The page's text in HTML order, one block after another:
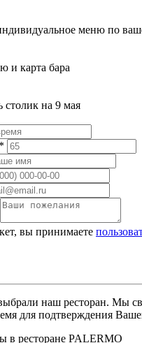
меню по
и карта бара
столик на 9 мая
вы принимаете
наш ресторан. Мы
для подтверждения